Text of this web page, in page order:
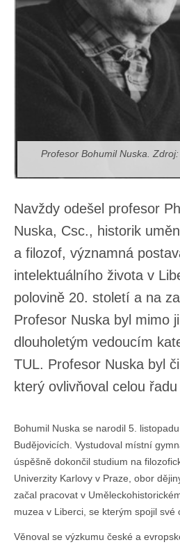
Profesor Bohumil Nuska.
Navždy odešel profesor
Nuska, Csc., historik
a filozof, významná
intelektuálního života v
polovině 20. století a na
Profesor Nuska byl mimo
dlouholetým vedoucím
TUL. Profesor Nuska byl
který ovlivňoval celou
Bohumil Nuska se narodil 5.
Budějovicích. Vystudoval místní
úspěšně dokončil studium na
Univerzity Karlovy v Praze, obor
začal pracovat v
muzea v Liberci, se kterým spojil své
Věnoval se výzkumu české a